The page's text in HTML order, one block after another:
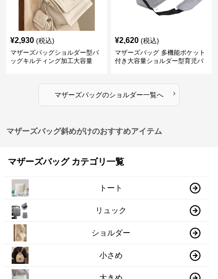
¥2,930 (税込)
マザーズバッグショルダー型バ
ッグキルティング加工大容量
¥2,620 (税込)
マザーズバッグ 多機能ポケット
付き大容量ショルダー型育児バ
マザーズバッグのショルダー一覧へ ›
マザーズバッグ斜めがけのおすすめアイテム
マザーズバッグ カテゴリ一覧
トート
リュック
ショルダー
小さめ